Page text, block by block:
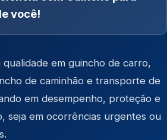
você!
qualidade em guincho de carro,
de caminhão e transporte de
em desempenho, proteção e
seja em ocorrências urgentes ou